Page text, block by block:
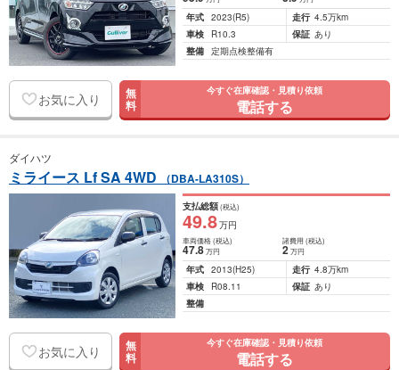
年式 2023(R5) 走行 4.5万km
車検
R10.3 保証 あり
整備 定期点検整備有
お気に入り 無
料
今すぐ在庫確認・見積り依頼
電話する
ダイハツ
ミライース Lf SA 4WD （DBA-LA310S）
支払総額(税込)
49.8万円
車両価格(税込)
47.8万円
諸費用 (税込)
2 万円
年式 2013(H25) 走行 4.8万km
車検
R08.11 保証 あり
整備
お気に入り 無
料
今すぐ在庫確認・見積り依頼
電話する